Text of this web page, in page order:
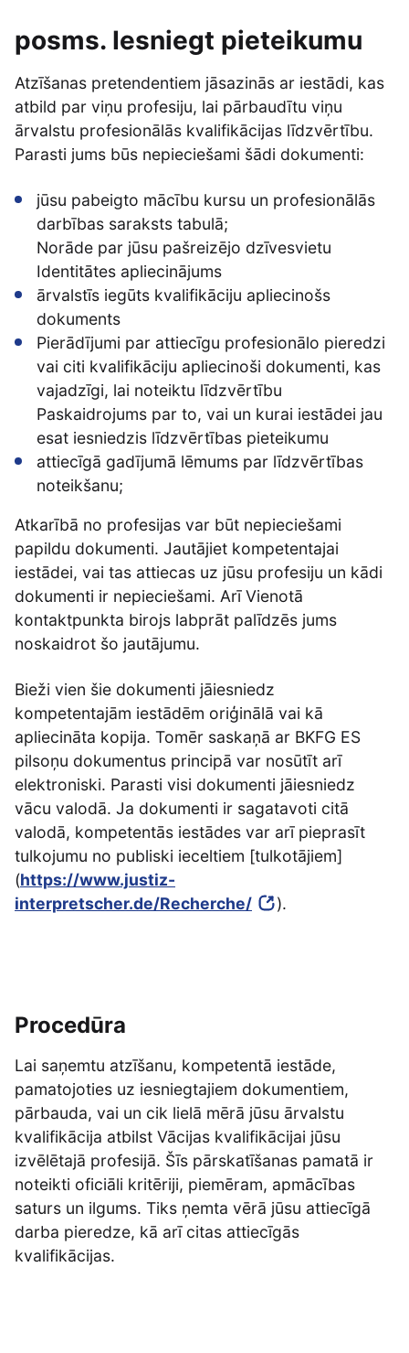
posms. Iesniegt pieteikumu
Atzīšanas pretendentiem jāsazinās ar iestādi, kas
atbild par viņu profesiju, lai pārbaudītu viņu
ārvalstu profesionālās kvalifikācijas līdzvērtību.
Parasti jums būs nepieciešami šādi dokumenti:
jūsu pabeigto mācību kursu un profesionālās
darbības saraksts tabulā;
Norāde par jūsu pašreizējo dzīvesvietu
Identitātes apliecinājums
ārvalstīs iegūts kvalifikāciju apliecinošs
dokuments
Pierādījumi par attiecīgu profesionālo pieredzi
vai citi kvalifikāciju apliecinoši dokumenti, kas
vajadzīgi, lai noteiktu līdzvērtību
Paskaidrojums par to, vai un kurai iestādei jau
esat iesniedzis līdzvērtības pieteikumu
attiecīgā gadījumā lēmums par līdzvērtības
noteikšanu;
Atkarībā no profesijas var būt nepieciešami
papildu dokumenti. Jautājiet kompetentajai
iestādei, vai tas attiecas uz jūsu profesiju un kādi
dokumenti ir nepieciešami. Arī Vienotā
kontaktpunkta birojs labprāt palīdzēs jums
noskaidrot šo jautājumu.
Bieži vien šie dokumenti jāiesniedz
kompetentajām iestādēm oriģinālā vai kā
apliecināta kopija. Tomēr saskaņā ar BKFG ES
pilsoņu dokumentus principā var nosūtīt arī
elektroniski. Parasti visi dokumenti jāiesniedz
vācu valodā. Ja dokumenti ir sagatavoti citā
valodā, kompetentās iestādes var arī pieprasīt
tulkojumu no publiski ieceltiem [tulkotājiem]
(https://www.justiz-
interpretscher.de/Recherche/
).
Procedūra
Lai saņemtu atzīšanu, kompetentā iestāde,
pamatojoties uz iesniegtajiem dokumentiem,
pārbauda, vai un cik lielā mērā jūsu ārvalstu
kvalifikācija atbilst Vācijas kvalifikācijai jūsu
izvēlētajā profesijā. Šīs pārskatīšanas pamatā ir
noteikti oficiāli kritēriji, piemēram, apmācības
saturs un ilgums. Tiks ņemta vērā jūsu attiecīgā
darba pieredze, kā arī citas attiecīgās
kvalifikācijas.